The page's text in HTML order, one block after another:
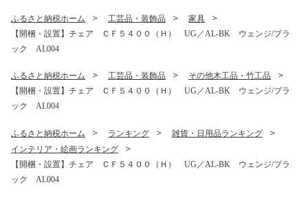
ふるさと納税ホーム 工芸品・装飾品
家具
【開梱・設置】チェア ＣＦ５４００（Ｈ） UG／AL-BK ウェンジ/ブラ
ック AL004
ふるさと納税ホーム 工芸品・装飾品
その他木工品・竹工品
【開梱・設置】チェア ＣＦ５４００（Ｈ） UG／AL-BK ウェンジ/ブラ
ック AL004
ふるさと納税ホーム ランキング
雑貨・日用品ランキング
インテリア・絵画ランキング
【開梱・設置】チェア ＣＦ５４００（Ｈ） UG／AL-BK ウェンジ/ブラ
ック AL004